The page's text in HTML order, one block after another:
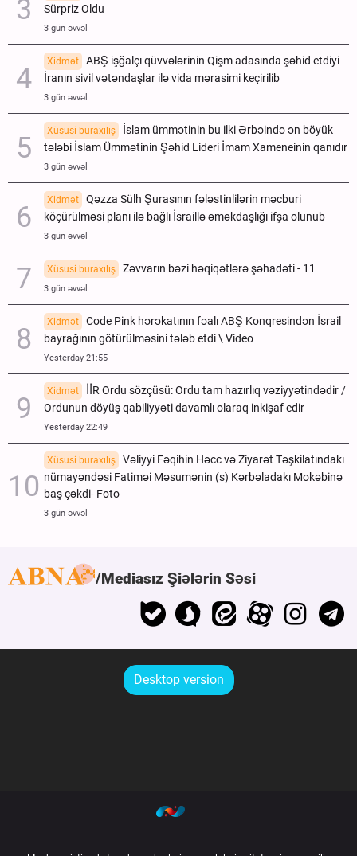
Sürpriz Oldu
3 gün əvvəl
Xidmət
ABŞ işğalçı qüvvələrinin Qişm adasında şəhid etdiyi
İranın sivil vətəndaşlar ilə vida mərasimi keçirilib
3 gün əvvəl
Xüsusi buraxılış
İslam ümmətinin bu ilki Ərbəində ən böyük
tələbi İslam Ümmətinin Şəhid Lideri İmam Xameneinin qanıdır
3 gün əvvəl
Xidmət
Qəzza Sülh Şurasının fələstinlilərin məcburi
köçürülməsi planı ilə bağlı İsraillə əməkdaşlığı ifşa olunub
3 gün əvvəl
Xüsusi buraxılış Zəvvarın bəzi həqiqətlərə şəhadəti - 11
3 gün əvvəl
Xidmət
Code Pink hərəkatının fəalı ABŞ Konqresindən İsrail
bayrağının götürülməsini tələb etdi \ Video
Yesterday 21:55
Xidmət
İİR Ordu sözçüsü: Ordu tam hazırlıq vəziyyətindədir /
Ordunun döyüş qabiliyyəti davamlı olaraq inkişaf edir
Yesterday 22:49
Xüsusi buraxılış
Vəliyyi Fəqihin Həcc və Ziyarət Təşkilatındakı
nümayəndəsi Fatiməi Məsumənin (s) Kərbəladakı Mokəbinə
baş çəkdi- Foto
3 gün əvvəl
Mediasız Şiələrin Səsi
Desktop version